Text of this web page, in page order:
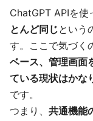
ChatGPT APIを使
とんど同じという
す。ここで気づく
ベース、管理画面
ている現状はかな
です。
つまり、 共通機能